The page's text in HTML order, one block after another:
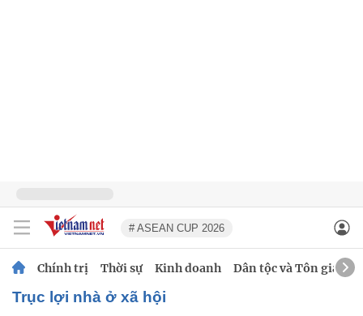
# ASEAN CUP 2026
Chính trị Thời sự Kinh doanh Dân tộc và Tôn giáo
trục lợi nhà ở xã hội